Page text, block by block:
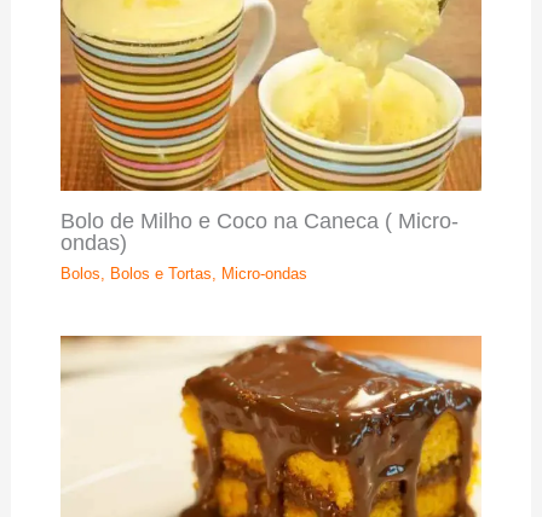
Bolo de Milho e Coco na Caneca ( Micro-
ondas)
Bolos Bolos e Tortas Micro-ondas